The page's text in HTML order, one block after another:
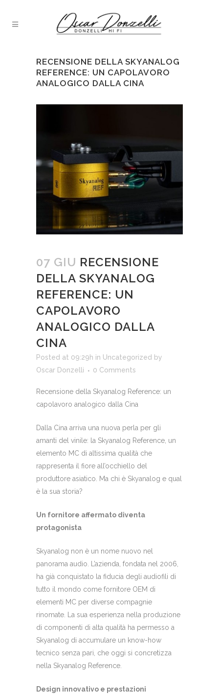
RECENSIONE DELLA SKYANALOG
REFERENCE: UN CAPOLAVORO
ANALOGICO DALLA CINA
07 GIU RECENSIONE
DELLA SKYANALOG
REFERENCE: UN
CAPOLAVORO
ANALOGICO DALLA
CINA
Posted at 09:29h in Uncategorized by
Oscar Donzelli
0 Comments
Recensione della Skyanalog Reference: un
capolavoro analogico dalla Cina
Dalla Cina arriva una nuova perla per gli
amanti del vinile: la Skyanalog Reference, un
elemento MC di altissima qualità che
rappresenta il fiore all’occhiello del
produttore asiatico. Ma chi è Skyanalog e qual
è la sua storia?
Un fornitore affermato diventa
protagonista
Skyanalog non è un nome nuovo nel
panorama audio. L’azienda, fondata nel 2006,
ha già conquistato la fiducia degli audiofili di
tutto il mondo come fornitore OEM di
elementi MC per diverse compagnie
rinomate. La sua esperienza nella produzione
di componenti di alta qualità ha permesso a
Skyanalog di accumulare un know-how
tecnico senza pari, che oggi si concretizza
nella Skyanalog Reference.
Design innovativo e prestazioni